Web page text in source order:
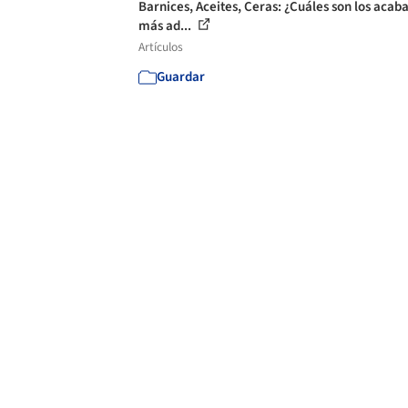
Barnices, Aceites, Ceras: ¿Cuáles son los
más ad...
Artículos
Guardar